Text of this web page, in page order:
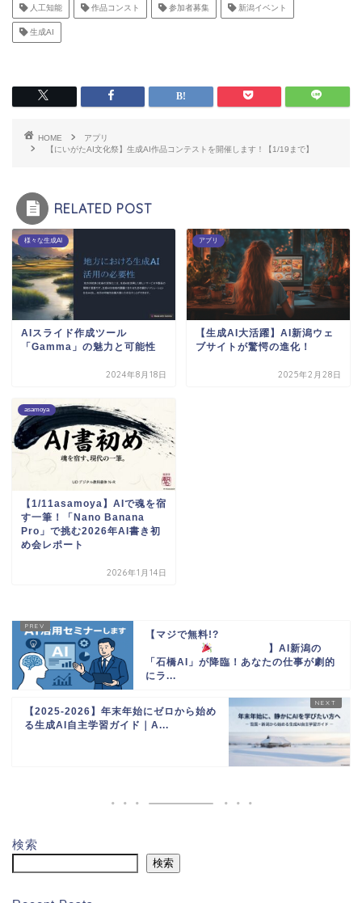
人工知能 作品コンスト 参加者募集 新潟イベント
生成AI
HOME
アプリ
【にいがたAI文化祭】生成AI作品コンテストを開催します！【1/19まで】
RELATED POST
様々な生成AI
AIスライド作成ツール
「Gamma」の魅力と可能性
2024年8月18日
アプリ
【生成AI大活躍】AI新潟ウェ
ブサイトが驚愕の進化！
2025年2月28日
asamoya
【1/11asamoya】AIで魂を宿
す一筆！「Nano Banana
Pro」で挑む2026年AI書き初
め会レポート
2026年1月14日
【マジで無料!?
】AI新潟の
「石橋AI」が降臨！あなたの仕事が劇的
にラ...
【2025-2026】年末年始にゼロから始め
る生成AI自主学習ガイド｜A...
検索
検索